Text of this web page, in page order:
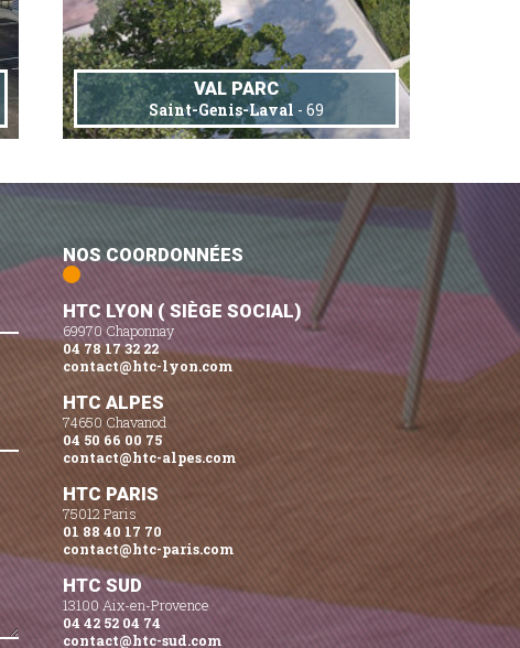
VAL PARC
Saint-Genis-Laval - 69
NOS COORDONNÉES
HTC LYON ( SIÈGE SOCIAL)
69970 Chaponnay
04 78 17 32 22
contact@htc-lyon.com
HTC ALPES
74650 Chavanod
04 50 66 00 75
contact@htc-alpes.com
HTC PARIS
75012 Paris
01 88 40 17 70
contact@htc-paris.com
HTC SUD
13100 Aix-en-Provence
04 42 52 04 74
contact@htc-sud.com